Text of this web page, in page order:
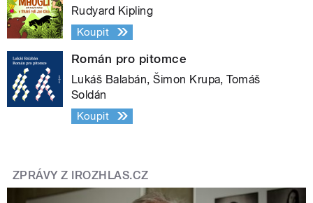
Rudyard Kipling
Koupit
Román pro pitomce
Lukáš Balabán, Šimon Krupa, Tomáš
Soldán
Koupit
ZPRÁVY Z IROZHLAS.CZ